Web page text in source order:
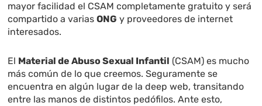
mayor facilidad el CSAM completamente gratuito y será
compartido a variasONG y proveedores de internet
interesados.
El Material de Abuso Sexual Infantil (CSAM) es mucho
más común de lo que creemos. Seguramente se
encuentra en algún lugar de la deep web, transitando
entre las manos de distintos pedófilos. Ante esto,